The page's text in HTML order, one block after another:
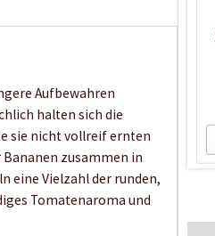
Aufbewahren
halten sich die
sie nicht vollreif ernten
zusammen in
eine Vielzahl der runden,
Tomatenaroma und